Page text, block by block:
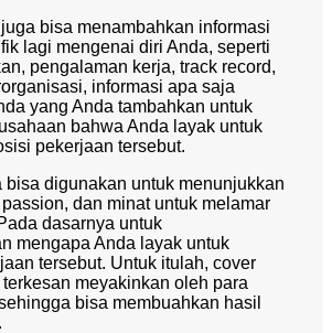
bisa menambahkan informasi
lagi mengenai diri Anda, seperti
pengalaman kerja, track record,
informasi apa saja
yang Anda tambahkan untuk
bahwa Anda layak untuk
pekerjaan tersebut.
bisa digunakan untuk menunjukkan
dan minat untuk melamar
dasarnya untuk
mengapa Anda layak untuk
tersebut. Untuk itulah, cover
terkesan meyakinkan oleh para
bisa membuahkan hasil